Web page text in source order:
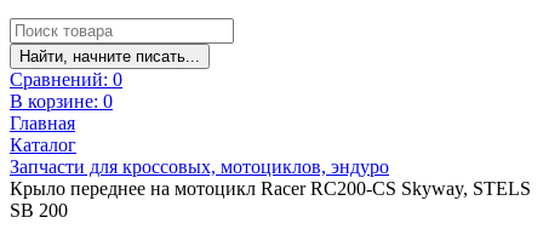
Найти, начните писать...
Сравнений: 0
В корзине: 0
Главная
Каталог
Запчасти для кроссовых, мотоциклов, эндуро
Крыло переднее на мотоцикл Racer RC200-CS Skyway, STELS
SB 200